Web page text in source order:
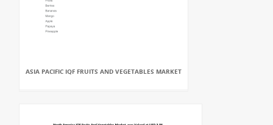
ASIA PACIFIC IQF FRUITS AND VEGETABLES MARKET